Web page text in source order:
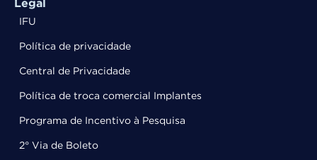
Legal
IFU
Política de privacidade
Central de Privacidade
Política de troca comercial Implantes
Programa de Incentivo à Pesquisa
2° Via de Boleto